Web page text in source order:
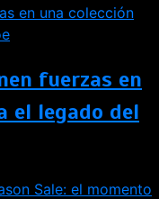
fuerzas en
el legado del